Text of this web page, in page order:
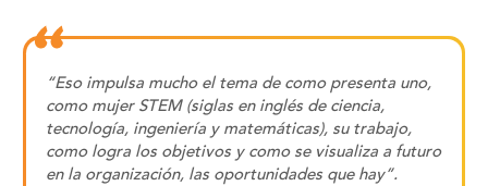
“Eso impulsa mucho el tema de como presenta uno,
como mujer STEM (siglas en inglés de ciencia,
tecnología, ingeniería y matemáticas), su trabajo,
como logra los objetivos y como se visualiza a futuro
en la organización, las oportunidades que hay”.